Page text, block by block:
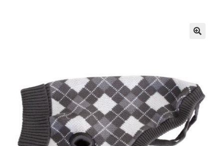
Sulo
Tietosuojaseloste
Toimitusehdot